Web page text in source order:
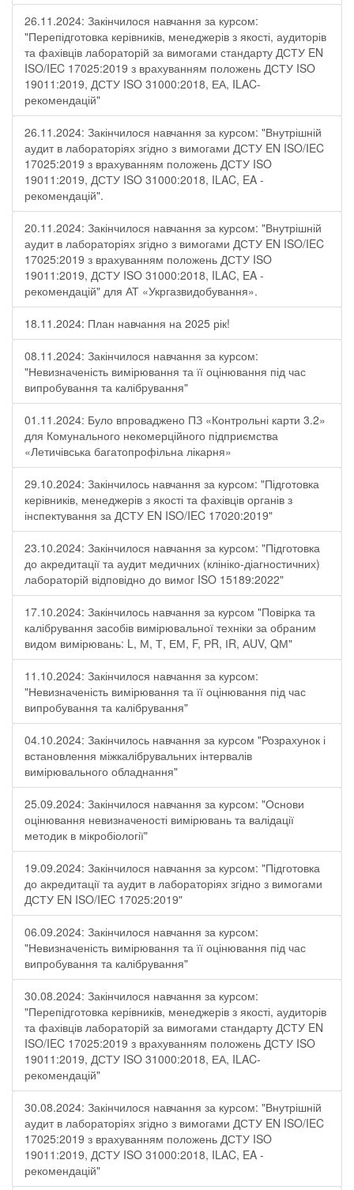
26.11.2024: Закінчилося навчання за курсом:
"Перепідготовка керівників, менеджерів з якості, аудиторів
та фахівців лабораторій за вимогами стандарту ДСТУ EN
ISO/IEC 17025:2019 з врахуванням положень ДСТУ ISO
19011:2019, ДСТУ ISO 31000:2018, ЕА, ILAC-
рекомендацій"
26.11.2024: Закінчилося навчання за курсом: "Внутрішній
аудит в лабораторіях згідно з вимогами ДСТУ EN ISO/IEC
17025:2019 з врахуванням положень ДСТУ ISO
19011:2019, ДСТУ ISO 31000:2018, ILAC, EA -
рекомендацій".
20.11.2024: Закінчилося навчання за курсом: "Внутрішній
аудит в лабораторіях згідно з вимогами ДСТУ EN ISO/IEC
17025:2019 з врахуванням положень ДСТУ ISO
19011:2019, ДСТУ ISO 31000:2018, ILAC, EA -
рекомендацій" для АТ «Укргазвидобування».
18.11.2024: План навчання на 2025 рік!
08.11.2024: Закінчилося навчання за курсом:
"Невизначеність вимірювання та її оцінювання під час
випробування та калібрування"
01.11.2024: Було впроваджено ПЗ «Контрольні карти 3.2»
для Комунального некомерційного підприємства
«Летичівська багатопрофільна лікарня»
29.10.2024: Закінчилось навчання за курсом: "Підготовка
керівників, менеджерів з якості та фахівців органів з
інспектування за ДСТУ EN ISO/IEC 17020:2019"
23.10.2024: Закінчилося навчання за курсом: "Підготовка
до акредитації та аудит медичних (клініко-діагностичних)
лабораторій відповідно до вимог ISO 15189:2022"
17.10.2024: Закінчилось навчання за курсом "Повірка та
калібрування засобів вимірювальної техніки за обраним
видом вимірювань: L, М, Т, ЕМ, F, РR, ІR, АUV, QМ"
11.10.2024: Закінчилося навчання за курсом:
"Невизначеність вимірювання та її оцінювання під час
випробування та калібрування"
04.10.2024: Закінчилось навчання за курсом "Розрахунок і
встановлення міжкалібрувальних інтервалів
вимірювального обладнання"
25.09.2024: Закінчилося навчання за курсом: "Основи
оцінювання невизначеності вимірювань та валідації
методик в мікробіології"
19.09.2024: Закінчилося навчання за курсом: "Підготовка
до акредитації та аудит в лабораторіях згідно з вимогами
ДСТУ EN ISO/IEC 17025:2019"
06.09.2024: Закінчилося навчання за курсом:
"Невизначеність вимірювання та її оцінювання під час
випробування та калібрування"
30.08.2024: Закінчилося навчання за курсом:
"Перепідготовка керівників, менеджерів з якості, аудиторів
та фахівців лабораторій за вимогами стандарту ДСТУ EN
ISO/IEC 17025:2019 з врахуванням положень ДСТУ ISO
19011:2019, ДСТУ ISO 31000:2018, ЕА, ILAC-
рекомендацій"
30.08.2024: Закінчилося навчання за курсом: "Внутрішній
аудит в лабораторіях згідно з вимогами ДСТУ EN ISO/IEC
17025:2019 з врахуванням положень ДСТУ ISO
19011:2019, ДСТУ ISO 31000:2018, ILAC, EA -
рекомендацій"